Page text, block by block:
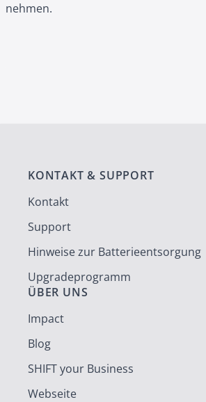
nehmen.
KONTAKT & SUPPORT
Kontakt
Support
Hinweise zur Batterieentsorgung
Upgradeprogramm
ÜBER UNS
Impact
Blog
SHIFT your Business
Webseite